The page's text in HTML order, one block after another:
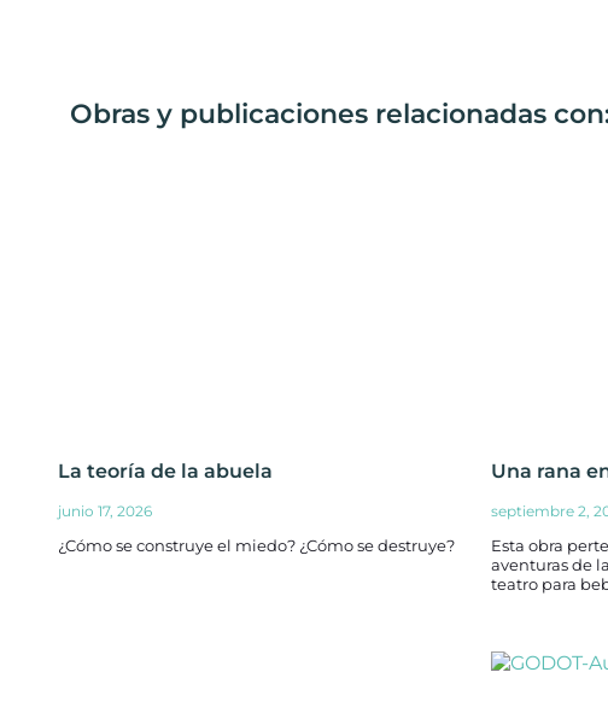
Obras y publicaciones relacionadas
La teoría de la abuela
junio 17, 2026
¿Cómo se construye el miedo? ¿Cómo se destruye?
Una rana
septiembre 2,
Esta obra
aventuras de
teatro para